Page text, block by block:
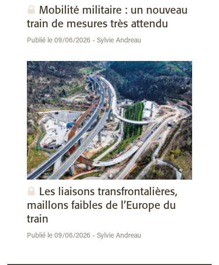
Mobilité militaire : un nouveau
train de mesures très attendu
Publié le 09/06/2026 - Sylvie Andreau
Les liaisons transfrontalières,
maillons faibles de l’Europe du
train
Publié le 09/06/2026 - Sylvie Andreau